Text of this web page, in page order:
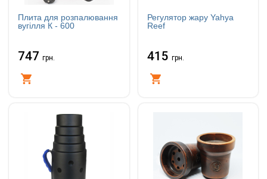
Плита для розпалювання
вугілля К - 600
747 грн.
Регулятор жару Yahya
Reef
415 грн.